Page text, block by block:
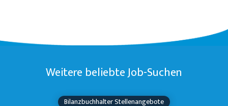
Weitere beliebte Job-Suchen
Bilanzbuchhalter Stellenangebote